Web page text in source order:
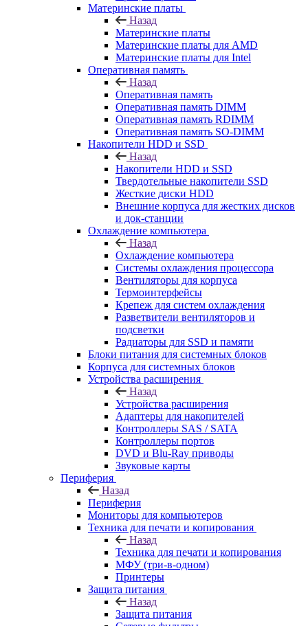
Материнские платы
Назад
Материнские платы
Материнские платы для AMD
Материнские платы для Intel
Оперативная память
Назад
Оперативная память
Оперативная память DIMM
Оперативная память RDIMM
Оперативная память SO-DIMM
Накопители HDD и SSD
Назад
Накопители HDD и SSD
Твердотельные накопители SSD
Жесткие диски HDD
Внешние корпуса для жестких дисков
и док-станции
Охлаждение компьютера
Назад
Охлаждение компьютера
Системы охлаждения процессора
Вентиляторы для корпуса
Термоинтерфейсы
Крепеж для систем охлаждения
Разветвители вентиляторов и
подсветки
Радиаторы для SSD и памяти
Блоки питания для системных блоков
Корпуса для системных блоков
Устройства расширения
Назад
Устройства расширения
Адаптеры для накопителей
Контроллеры SAS / SATA
Контроллеры портов
DVD и Blu-Ray приводы
Звуковые карты
Периферия
Назад
Периферия
Мониторы для компьютеров
Техника для печати и копирования
Назад
Техника для печати и копирования
МФУ (три-в-одном)
Принтеры
Защита питания
Назад
Защита питания